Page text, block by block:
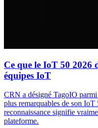
Ce que le IoT 50 2026
équipes IoT
CRN a désigné TagoIO
plus remarquables de son
reconnaissance signifie
plateforme.